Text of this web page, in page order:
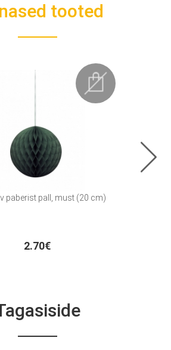
tooted
paberist pall, must (20 cm)
2.70€